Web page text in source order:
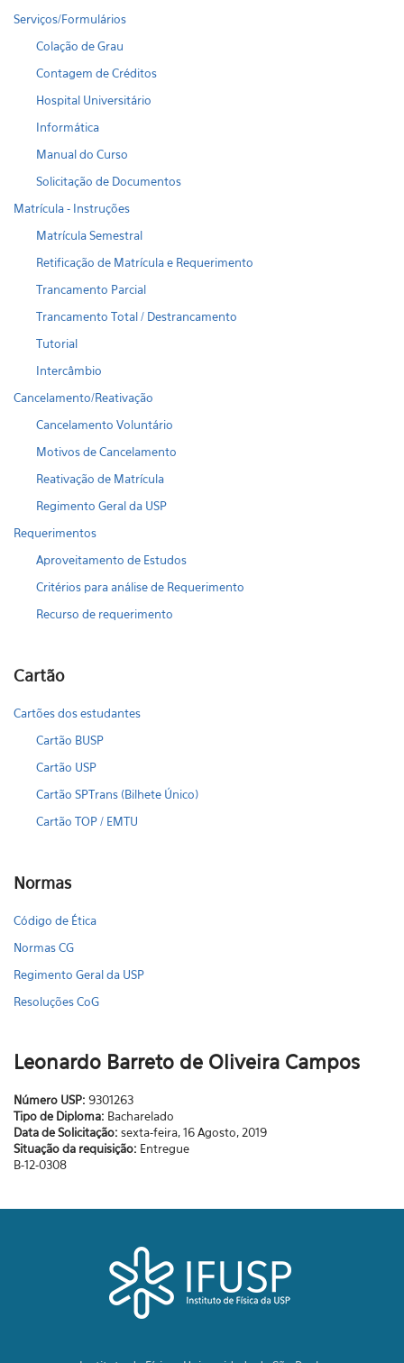
Serviços/Formulários
Colação de Grau
Contagem de Créditos
Hospital Universitário
Informática
Manual do Curso
Solicitação de Documentos
Matrícula - Instruções
Matrícula Semestral
Retificação de Matrícula e Requerimento
Trancamento Parcial
Trancamento Total / Destrancamento
Tutorial
Intercâmbio
Cancelamento/Reativação
Cancelamento Voluntário
Motivos de Cancelamento
Reativação de Matrícula
Regimento Geral da USP
Requerimentos
Aproveitamento de Estudos
Critérios para análise de Requerimento
Recurso de requerimento
Cartão
Cartões dos estudantes
Cartão BUSP
Cartão USP
Cartão SPTrans (Bilhete Único)
Cartão TOP / EMTU
Normas
Código de Ética
Normas CG
Regimento Geral da USP
Resoluções CoG
Leonardo Barreto de Oliveira Campos
Número USP: 9301263
Tipo de Diploma: Bacharelado
Data de Solicitação: sexta-feira, 16 Agosto, 2019
Situação da requisição: Entregue
B-12-0308